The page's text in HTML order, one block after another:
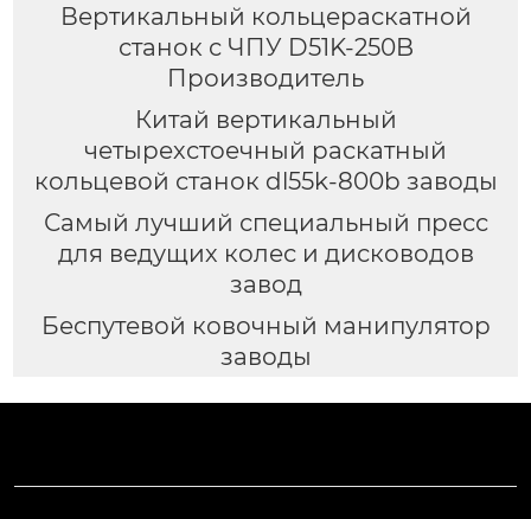
Вертикальный кольцераскатной
станок с ЧПУ D51K-250B
Производитель
Китай вертикальный
четырехстоечный раскатный
кольцевой станок dl55k-800b заводы
Самый лучший специальный пресс
для ведущих колес и дисководов
завод
Беспутевой ковочный манипулятор
заводы